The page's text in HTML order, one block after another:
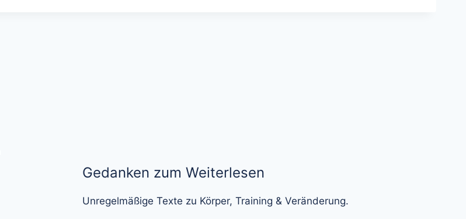
Gedanken zum Weiterlesen
Unregelmäßige Texte zu Körper, Training & Veränderung.